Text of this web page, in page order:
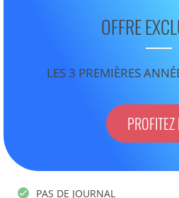
OFFRE
LES 3 PREMIÈRES
PROFITEZ
PAS DE JOURNAL